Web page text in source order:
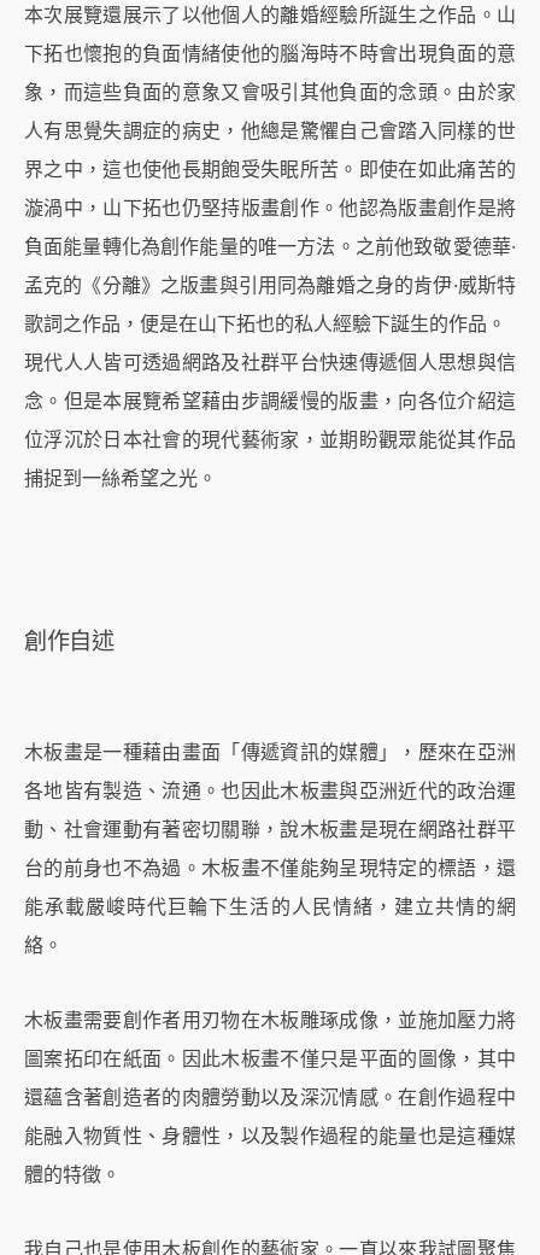
本次展覽還展示了以他個人的離婚經驗所誕生之作品。山
下拓也懷抱的負面情緒使他的腦海時不時會出現負面的意
象，而這些負面的意象又會吸引其他負面的念頭。由於家
人有思覺失調症的病史，他總是驚懼自己會踏入同樣的世
界之中，這也使他長期飽受失眠所苦。即使在如此痛苦的
漩渦中，山下拓也仍堅持版畫創作。他認為版畫創作是將
負面能量轉化為創作能量的唯一方法。之前他致敬愛德華·
孟克的《分離》之版畫與引用同為離婚之身的肯伊·威斯特
歌詞之作品，便是在山下拓也的私人經驗下誕生的作品。
現代人人皆可透過網路及社群平台快速傳遞個人思想與信
念。但是本展覽希望藉由步調緩慢的版畫，向各位介紹這
位浮沉於日本社會的現代藝術家，並期盼觀眾能從其作品
捕捉到一絲希望之光。
創作自述
木板畫是一種藉由畫面「傳遞資訊的媒體」，歷來在亞洲
各地皆有製造、流通。也因此木板畫與亞洲近代的政治運
動、社會運動有著密切關聯，說木板畫是現在網路社群平
台的前身也不為過。木板畫不僅能夠呈現特定的標語，還
能承載嚴峻時代巨輪下生活的人民情緒，建立共情的網
絡。
木板畫需要創作者用刃物在木板雕琢成像，並施加壓力將
圖案拓印在紙面。因此木板畫不僅只是平面的圖像，其中
還蘊含著創造者的肉體勞動以及深沉情感。在創作過程中
能融入物質性、身體性，以及製作過程的能量也是這種媒
體的特徵。
我自己也是使用木板創作的藝術家。一直以來我試圖聚焦